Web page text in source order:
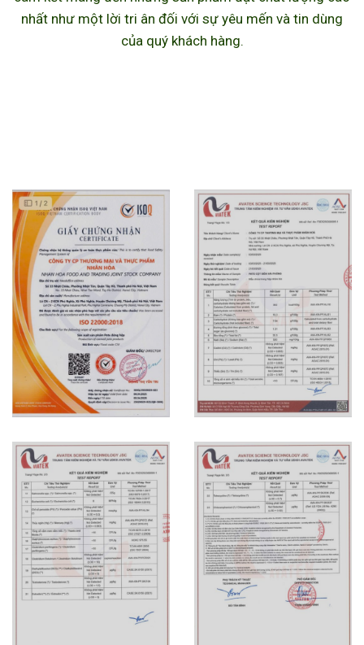
nhất như một lời tri ân đối với sự yêu mến và tin dùng
của quý khách hàng.